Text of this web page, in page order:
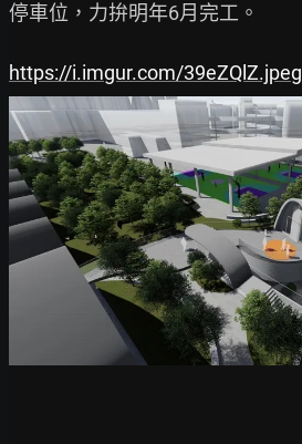
停車位，力拚明年6月完工。
https://i.imgur.com/39eZQlZ.jpeg